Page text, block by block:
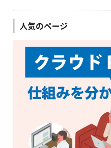
人気のページ